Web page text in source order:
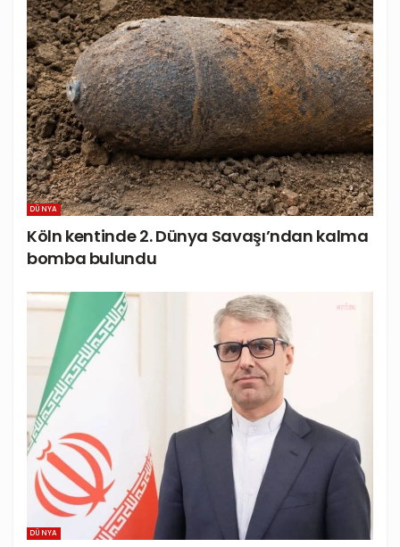
DÜNYA
Köln kentinde 2. Dünya Savaşı’ndan kalma
bomba bulundu
DÜNYA